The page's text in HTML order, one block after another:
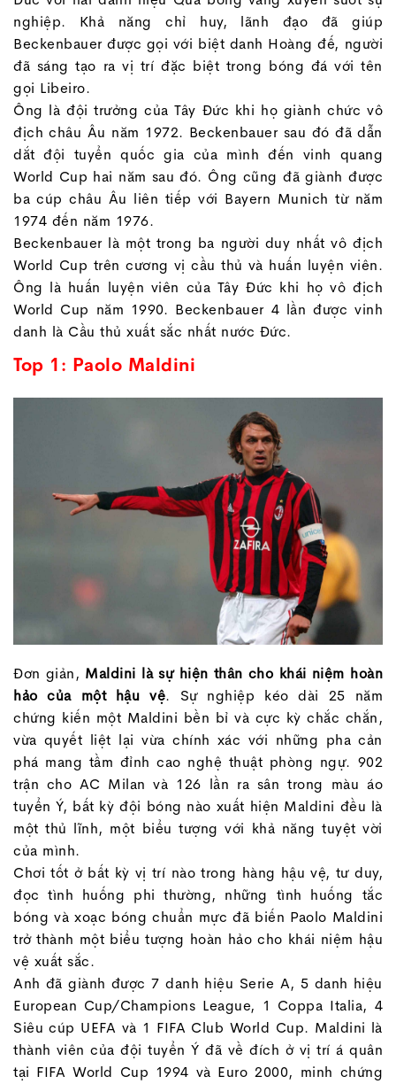
nghiệp. Khả năng chỉ huy, lãnh đạo đã giúp
Beckenbauer được gọi với biệt danh Hoàng đế, người
đã sáng tạo ra vị trí đặc biệt trong bóng đá với tên
gọi Libeiro.
Ông là đội trưởng của Tây Đức khi họ giành chức vô
địch châu Âu năm 1972. Beckenbauer sau đó đã dẫn
dắt đội tuyển quốc gia của mình đến vinh quang
World Cup hai năm sau đó. Ông cũng đã giành được
ba cúp châu Âu liên tiếp với Bayern Munich từ năm
1974 đến năm 1976.
Beckenbauer là một trong ba người duy nhất vô địch
World Cup trên cương vị cầu thủ và huấn luyện viên.
Ông là huấn luyện viên của Tây Đức khi họ vô địch
World Cup năm 1990. Beckenbauer 4 lần được vinh
danh là Cầu thủ xuất sắc nhất nước Đức.
Top 1: Paolo Maldini
Đơn giản, Maldini là sự hiện thân cho khái niệm hoàn
hảo của một hậu vệ. Sự nghiệp kéo dài 25 năm
chứng kiến một Maldini bền bỉ và cực kỳ chắc chắn,
vừa quyết liệt lại vừa chính xác với những pha cản
phá mang tầm đỉnh cao nghệ thuật phòng ngự. 902
trận cho AC Milan và 126 lần ra sân trong màu áo
tuyển Ý, bất kỳ đội bóng nào xuất hiện Maldini đều là
một thủ lĩnh, một biểu tượng với khả năng tuyệt vời
của mình.
Chơi tốt ở bất kỳ vị trí nào trong hàng hậu vệ, tư duy,
đọc tình huống phi thường, những tình huống tắc
bóng và xoạc bóng chuẩn mực đã biến Paolo Maldini
trở thành một biểu tượng hoàn hảo cho khái niệm hậu
vệ xuất sắc.
Anh đã giành được 7 danh hiệu Serie A, 5 danh hiệu
European Cup/Champions League, 1 Coppa Italia, 4
Siêu cúp UEFA và 1 FIFA Club World Cup. Maldini là
thành viên của đội tuyển Ý đã về đích ở vị trí á quân
tại FIFA World Cup 1994 và Euro 2000, minh chứng